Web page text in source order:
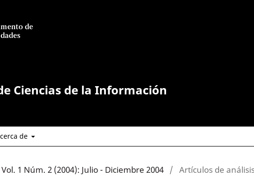
de
Ciencias de la Información
de
Vol. 1 Núm. 2 (2004): Julio - Diciembre 2004 / Artículos de